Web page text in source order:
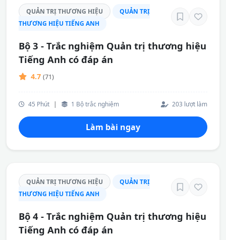
QUẢN TRỊ THƯƠNG HIỆU
QUẢN TRỊ
THƯƠNG HIỆU TIẾNG ANH
Bộ 3 - Trắc nghiệm Quản trị thương hiệu
Tiếng Anh có đáp án
4.7 (71)
45 Phút | 1 Bộ trắc nghiệm 203 lượt làm
Làm bài ngay
QUẢN TRỊ THƯƠNG HIỆU
QUẢN TRỊ
THƯƠNG HIỆU TIẾNG ANH
Bộ 4 - Trắc nghiệm Quản trị thương hiệu
Tiếng Anh có đáp án